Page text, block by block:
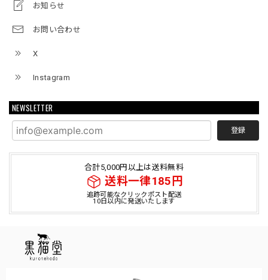
お知らせ
お問い合わせ
X
Instagram
NEWSLETTER
登録
合計5,000円以上は送料無料
送料一律185円
追跡可能なクリックポスト配送
10日以内に発送いたします